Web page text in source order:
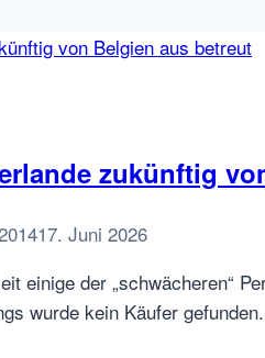
zukünftig
17. Juni 2026
einige der „schwächeren“
wurde kein Käufer